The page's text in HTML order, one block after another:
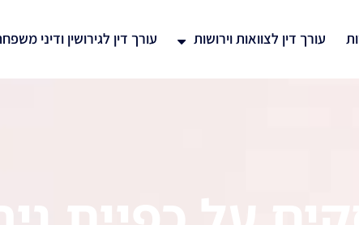
עורך דין לצוואות וירושות עורך דין לגירושין ודיני